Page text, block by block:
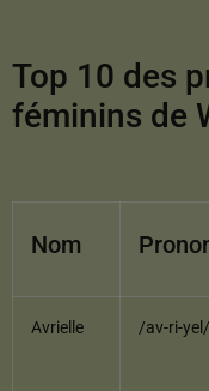
Top 10 des
féminins de
Nom
Avrielle /av-ri-yel/